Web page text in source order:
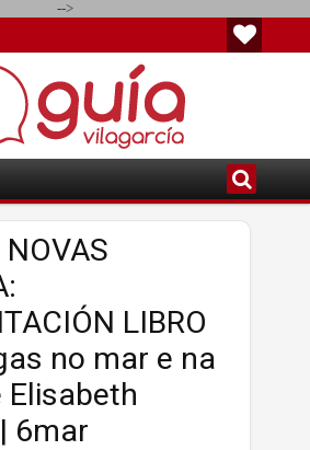
-->
NOVAS
LIBRO
no mar e na
Elisabeth
6mar